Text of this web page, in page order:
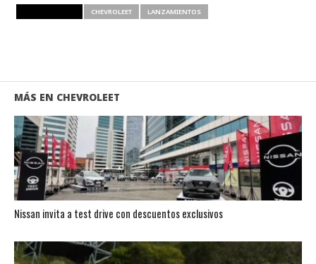
CHEVROLEET LANZAMIENTOS
MÁS EN CHEVROLEET
Nissan invita a test drive con descuentos exclusivos